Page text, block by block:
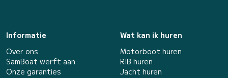
Informatie
Over ons
SamBoat werft aan
Onze garanties
Wat kan ik huren
Motorboot huren
RIB huren
Jacht huren